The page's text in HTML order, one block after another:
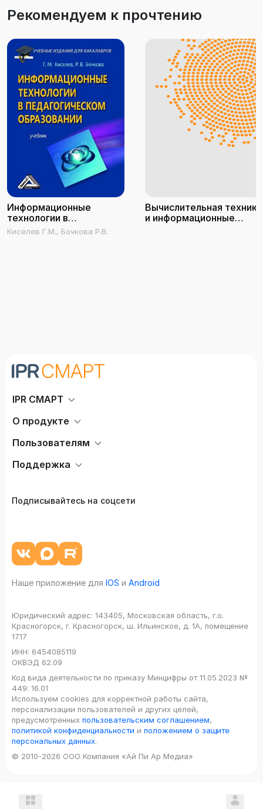
Рекомендуем к прочтению
Информационные
технологии в
педагогическом
образовании
Киселев Г.М., Бочкова Р.В.
Вычислительная техника
и информационные
IPR СМАРТ
О продукте
Пользователям
Поддержка
Подписывайтесь на соцсети
Наше приложение для IOS и Android
Юридический адрес: 143405, Московская область, г.о.
Красногорск, г. Красногорск, ш. Ильинское, д. 1А, помещение
17.17
ИНН: 6454085119
ОКВЭД 62.09
Код вида деятельности по приказу Минцифры от 11.05.2023 №
449: 16.01
Используем cookies для корректной работы сайта,
персонализации пользователей и других целей,
предусмотренных пользовательским соглашением,
политикой конфиденциальности и положением о защите
персональных данных.
© 2010-2026 ООО Компания «Ай Пи Ар Медиа»